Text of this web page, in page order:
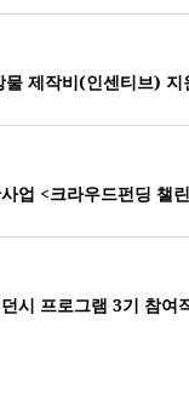
물 제작비(인센티브)
업 <크라우드펀딩 챌
시 프로그램 3기 참여